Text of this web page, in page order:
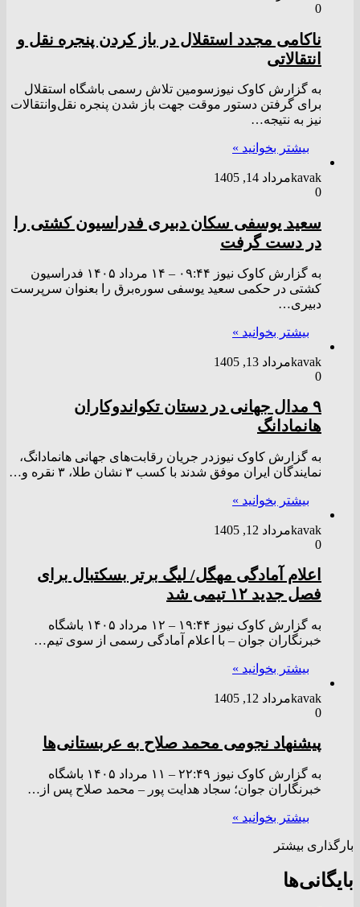
0
ناکامی مجدد استقلال در باز کردن پنجره نقل و
انتقالاتی
به گزارش کاوک نیوزسومین تلاش رسمی باشگاه استقلال
برای گرفتن دستور موقت جهت باز شدن پنجره نقل‌وانتقالات
نیز به نتیجه…
بیشتر بخوانید »
kavakمرداد 14, 1405
0
سعید یوسفی سکان دبیری فدراسیون کشتی را
در دست گرفت
به گزارش کاوک نیوز ۰۹:۴۴ – ۱۴ مرداد ۱۴۰۵ فدراسیون
کشتی در حکمی سعید یوسفی سوره‌برق را بعنوان سرپرست
دبیری…
بیشتر بخوانید »
kavakمرداد 13, 1405
0
۹ مدال جهانی در دستان تکواندوکاران
هانمادانگ
به گزارش کاوک نیوزدر جریان رقابت‌های جهانی هانمادانگ،
نمایندگان ایران موفق شدند با کسب ۳ نشان طلا، ۳ نقره و…
بیشتر بخوانید »
kavakمرداد 12, 1405
0
اعلام آمادگی مهگل/ لیگ برتر بسکتبال برای
فصل جدید ۱۲ تیمی شد
به گزارش کاوک نیوز ۱۹:۴۴ – ۱۲ مرداد ۱۴۰۵ باشگاه
خبرنگاران جوان – با اعلام آمادگی رسمی از سوی تیم…
بیشتر بخوانید »
kavakمرداد 12, 1405
0
پیشنهاد نجومی محمد صلاح به عربستانی‌ها
به گزارش کاوک نیوز ۲۲:۴۹ – ۱۱ مرداد ۱۴۰۵ باشگاه
خبرنگاران جوان؛ سجاد هدایت پور – محمد صلاح پس از…
بیشتر بخوانید »
بارگذاری بیشتر
بایگانی‌ها